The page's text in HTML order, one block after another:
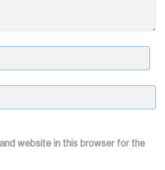
website in this browser for the